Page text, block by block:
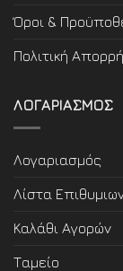
Όροι &
Πολιτική
ΛΟΓΑΡΙΑΣΜΟΣ
Λογαριασμός
Λίστα
Καλάθι Αγορών
Ταμείο